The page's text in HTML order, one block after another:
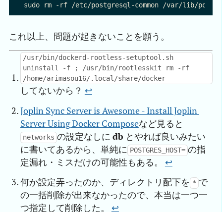
これ以上、問題が起きないことを願う。
/usr/bin/dockerd-rootless-setuptool.sh
uninstall -f ; /usr/bin/rootlesskit rm -rf
/home/arimasou16/.local/share/docker
してないから？ ↩︎
Joplin Sync Server is Awesome - Install Joplin
Server Using Docker Composeなど見ると
networks の設定なしにdb とやれば良いみたい
に書いてあるから、単純に POSTGRES_HOST= の指
定漏れ・ミスだけの可能性もある。 ↩︎
何か設定弄ったのか、ディレクトリ配下を * で
の一括削除が出来なかったので、本当は一つ一
つ指定して削除した。 ↩︎